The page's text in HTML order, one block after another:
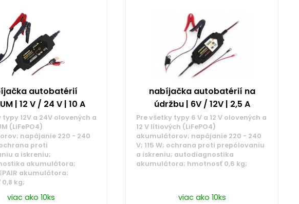
autobatérií
| 12 V / 24 V | 10 A
typy 12V a 24V olovených a
(LiFePO4)
napájanie 220 - 240
proti
a iskreniu;
akumulátora;
akumulátora;
kg;
viac ako 10ks
nabíjačka autobatérií na
údržbu | 6V / 12V | 2,5 A
Pre všetky typy 6 V a 12 V olovených a
12 V lítiových (LiFePO4)
akumulátorov; napájanie 220 - 240
V; 115 W; ochrana proti prepólovaniu
a iskreniu; autodiagnostika
akumulátora; hmotnosť 0,6 kg;
viac ako 10ks